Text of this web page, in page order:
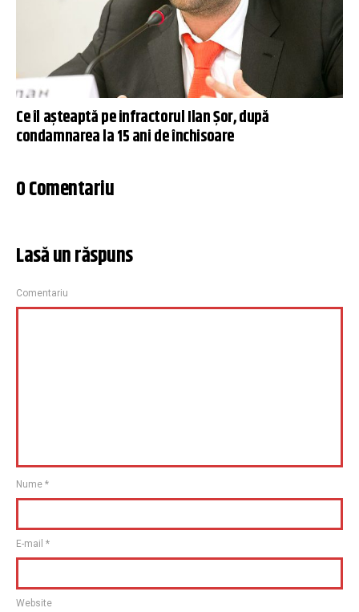
Ce îl așteaptă pe infractorul Ilan Șor, după
condamnarea la 15 ani de închisoare
0 Comentariu
Lasă un răspuns
Comentariu
Nume *
E-mail *
Website